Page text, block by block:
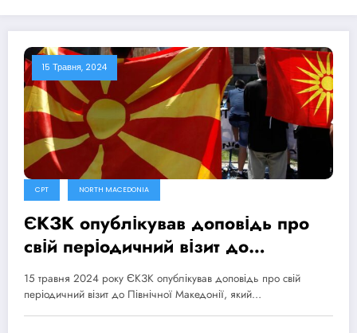
15 Травня, 2024
CPT NORTH MACEDONIA
ЄКЗК опублікував доповідь про
свій періодичний візит до
Північної Македонії
15 травня 2024 року ЄКЗК опублікував доповідь про свій
періодичний візит до Північної Македонії, який…